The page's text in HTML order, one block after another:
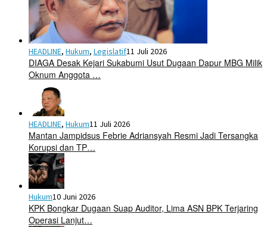
HEADLINE, Hukum, Legislatif11 Juli 2026
DIAGA Desak Kejari Sukabumi Usut Dugaan Dapur MBG Milik
Oknum Anggota …
HEADLINE, Hukum11 Juli 2026
Mantan Jampidsus Febrie Adriansyah Resmi Jadi Tersangka
Korupsi dan TP…
Hukum10 Juni 2026
KPK Bongkar Dugaan Suap Auditor, Lima ASN BPK Terjaring
Operasi Lanjut…